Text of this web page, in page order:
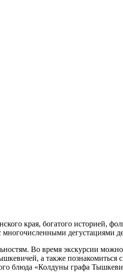
края, богатого историей,
дегустациями
Во время экскурсии
а также
блюда «Колдуны графа